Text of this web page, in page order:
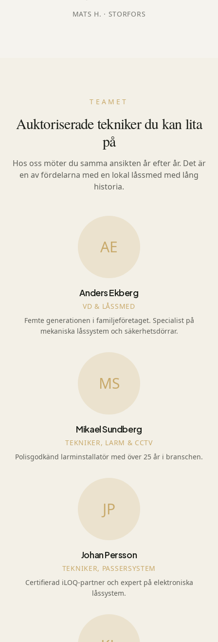
MATS H. · STORFORS
TEAMET
Auktoriserade tekniker du kan lita
på
Hos oss möter du samma ansikten år efter år. Det är
en av fördelarna med en lokal låssmed med lång
historia.
AE
Anders Ekberg
VD & LÅSSMED
Femte generationen i familjeföretaget. Specialist på
mekaniska låssystem och säkerhetsdörrar.
MS
Mikael Sundberg
TEKNIKER, LARM & CCTV
Polisgodkänd larminstallatör med över 25 år i branschen.
JP
Johan Persson
TEKNIKER, PASSERSYSTEM
Certifierad iLOQ-partner och expert på elektroniska
låssystem.